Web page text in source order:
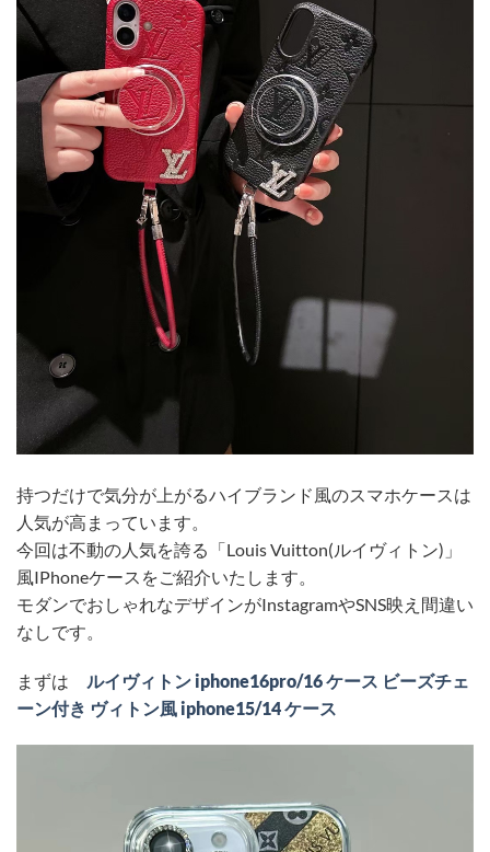
持つだけで気分が上がるハイブランド風のスマホケースは
人気が高まっています。
今回は不動の人気を誇る「Louis Vuitton(ルイヴィトン)」
風IPhoneケースをご紹介いたします。
モダンでおしゃれなデザインがInstagramやSNS映え間違い
なしです。
まずは ルイヴィトン iphone16pro/16 ケース ビーズチェ
ーン付き ヴィトン風 iphone15/14 ケース